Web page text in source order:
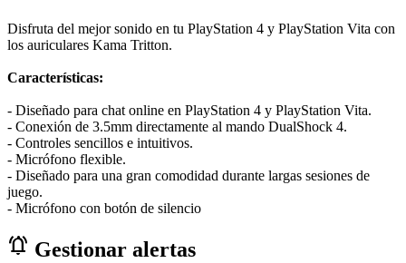
Disfruta del mejor sonido en tu PlayStation 4 y PlayStation Vita con
los auriculares Kama Tritton.
Características:
- Diseñado para chat online en PlayStation 4 y PlayStation Vita.
- Conexión de 3.5mm directamente al mando DualShock 4.
- Controles sencillos e intuitivos.
- Micrófono flexible.
- Diseñado para una gran comodidad durante largas sesiones de
juego.
- Micrófono con botón de silencio
notifications_active Gestionar alertas